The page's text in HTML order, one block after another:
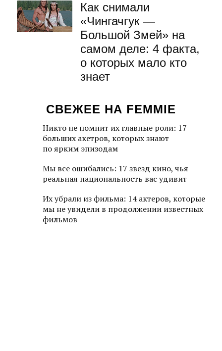
Как снимали
«Чингачгук —
Большой Змей» на
самом деле: 4 факта,
о которых мало кто
знает
СВЕЖЕЕ НА FEMMIE
Никто не помнит их главные роли: 17
больших акетров, которых знают
по ярким эпизодам
Мы все ошибались: 17 звезд кино, чья
реальная национальность вас удивит
Их убрали из фильма: 14 актеров, которые
мы не увидели в продолжении известных
фильмов